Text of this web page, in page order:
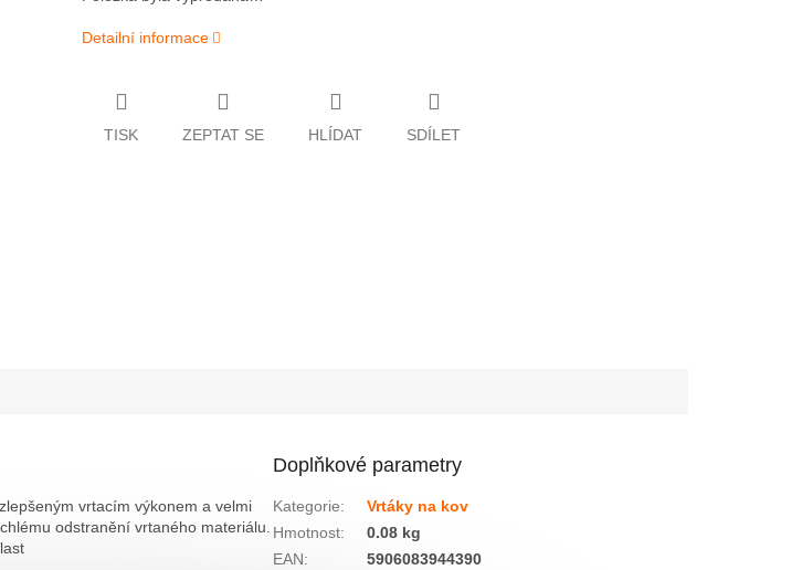
Detailní informace
TISK ZEPTAT SE HLÍDAT SDÍLET
vrtacím výkonem a velmi
odstranění vrtaného materiálu.
Doplňkové parametry
Kategorie:
Vrtáky na kov
Hmotnost:
0.08 kg
EAN:
5906083944390